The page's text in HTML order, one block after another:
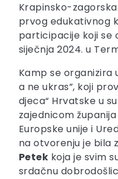
Krapinsko-
prvog edukativnog
participacije koji se
siječnja 2024. u
Kamp se organizira
a ne ukras”, koji
djeca“ Hrvatske u
zajednicom
Europske unije i
na otvorenju je bila
Petek koja je svim
srdačnu